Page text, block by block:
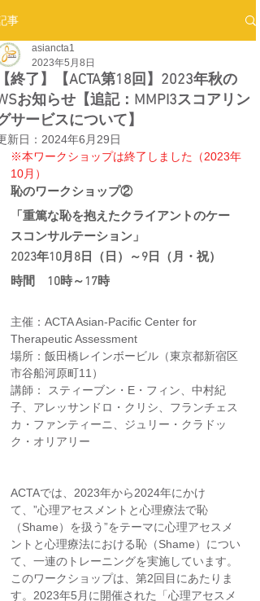
事
終了】【ACTA第18回】2023年秋の
お知らせ【追記：MMPI3スコアリン
サービスについて】
asiancta1
2023年5月8日
新日： 2024年6月29日
※本ワークショップは終了しました（2023年
10月）
恥のワークショップ②
「重篤な恥を抱えたクライアントのケー
スコンサルテーション」
2023年10月8日（日）～9日（月・祝）
時間　10時～17時
主催：ACTA Asian-Pacific Center for
Therapeutic Assessment
場所：飯田橋レインボービル（東京都新宿区
市谷船河原町11）
講師： スティーブン・E・フィン、中村紀
子、アレッサンドロ・クリシ、フランチェス
カ・ファンティーニ、ジュリー・クラドッ
ク・オリアリー
ACTAでは、2023年から2024年にかけ
て、”心理アセスメントと心理療法で恥
（Shame）を扱う”をテーマに心理アセスメ
ントと心理療法における恥（Shame）につい
て、一連のトレーニングを実施しています。
このワークショップは、第2回目にあたりま
す。2023年5月に開催された「心理アセスメ